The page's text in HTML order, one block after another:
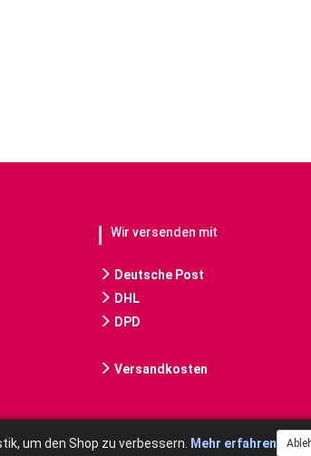
Wir versenden mit
Deutsche Post
DHL
DPD
Versandkosten
um den Shop zu verbessern. Mehr erfahren